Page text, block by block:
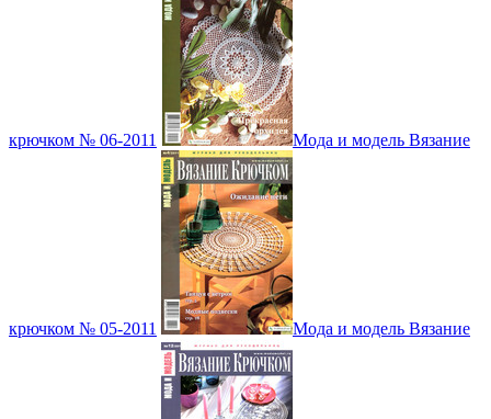
крючком № 06-2011 Мода и модель Вязание
крючком № 05-2011 Мода и модель Вязание